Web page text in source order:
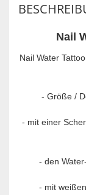
Nail
Nail Water
- Größe /
- mit einer
- den
- mit